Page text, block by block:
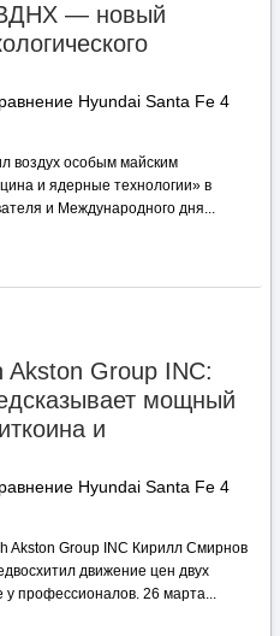
— новый
Hyundai Santa Fe 4
воздух особым майским
и ядерные технологии» в
и Международного дня...
Akston Group INC:
мощный
и
Hyundai Santa Fe 4
Akston Group INC Кирилл Смирнов
движение цен двух
у профессионалов. 26 марта...